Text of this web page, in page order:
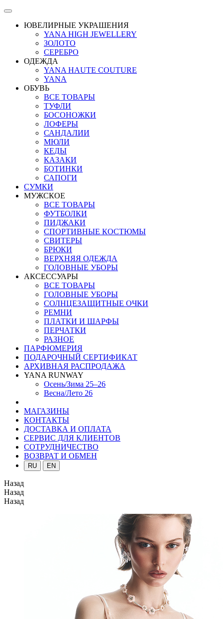
ЮВЕЛИРНЫЕ УКРАШЕНИЯ
YANA HIGH JEWELLERY
ЗОЛОТО
СЕРЕБРО
ОДЕЖДА
YANA HAUTE COUTURE
YANA
ОБУВЬ
ВСЕ ТОВАРЫ
ТУФЛИ
БОСОНОЖКИ
ЛОФЕРЫ
САНДАЛИИ
МЮЛИ
КЕДЫ
КАЗАКИ
БОТИНКИ
САПОГИ
СУМКИ
МУЖСКОЕ
ВСЕ ТОВАРЫ
ФУТБОЛКИ
ПИДЖАКИ
СПОРТИВНЫЕ КОСТЮМЫ
СВИТЕРЫ
БРЮКИ
ВЕРХНЯЯ ОДЕЖДА
ГОЛОВНЫЕ УБОРЫ
АКСЕССУАРЫ
ВСЕ ТОВАРЫ
ГОЛОВНЫЕ УБОРЫ
СОЛНЦЕЗАЩИТНЫЕ ОЧКИ
РЕМНИ
ПЛАТКИ И ШАРФЫ
ПЕРЧАТКИ
РАЗНОЕ
ПАРФЮМЕРИЯ
ПОДАРОЧНЫЙ СЕРТИФИКАТ
АРХИВНАЯ РАСПРОДАЖА
YANA RUNWAY
Осень/Зима 25–26
Весна/Лето 26
МАГАЗИНЫ
КОНТАКТЫ
ДОСТАВКА И ОПЛАТА
СЕРВИС ДЛЯ КЛИЕНТОВ
СОТРУДНИЧЕСТВО
ВОЗВРАТ И ОБМЕН
RU EN
Назад
Назад
Назад